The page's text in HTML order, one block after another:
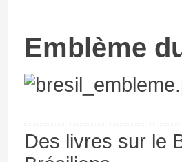
Emblème
Des livres sur le